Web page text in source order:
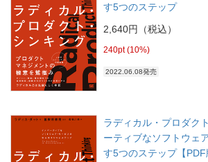
す5つのステップ
2,640円（税込）
240pt (10%)
2022.06.08発売
ラディカル・プロダク
ーティブなソフトウェ
す5つのステップ【PDF